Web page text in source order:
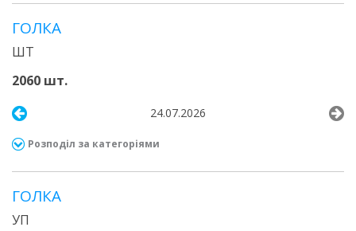
ГОЛКА
ШТ
2060 шт.
24.07.2026
Розподіл за категоріями
ГОЛКА
УП